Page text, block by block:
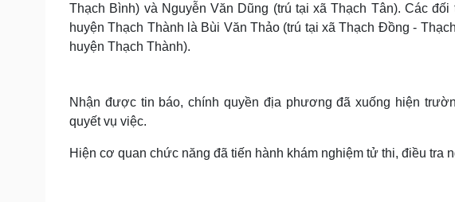
Nhi khoa
Nam khoa
Làm đẹp - giảm cân
Di sản
Cải chính
Thạch Bình) và Nguyễn Văn Dũng (trú tại xã Thạch Tân). Các
huyện Thạch Thành là Bùi Văn Thảo (trú tại xã Thạch Đồng -
huyện Thạch Thành).
Nhận được tin báo, chính quyền địa phương đã xuống hiện
quyết vụ việc.
Hiện cơ quan chức năng đã tiến hành khám nghiệm tử thi, điều tra